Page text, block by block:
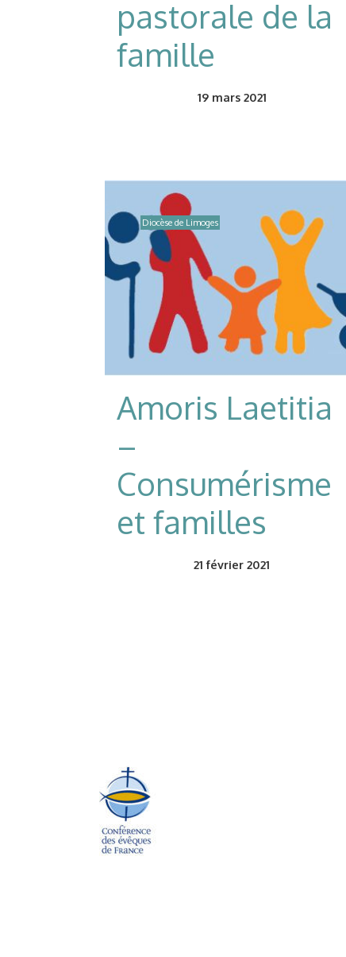
pastorale de la
famille
19mars 2021
Diocèse de Limoges
Amoris Laetitia
–
Consumérisme
et familles
21 février 2021